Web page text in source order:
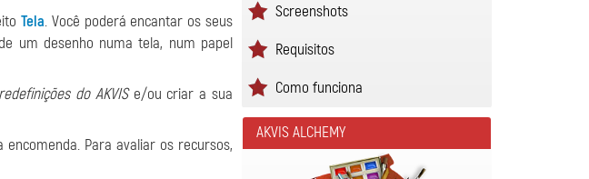
Tela. Você poderá encantar os seus
um desenho numa tela, num papel
do AKVISe/ou criar a sua
Para avaliar os recursos,
Screenshots
Requisitos
Como funciona
AKVIS ALCHEMY